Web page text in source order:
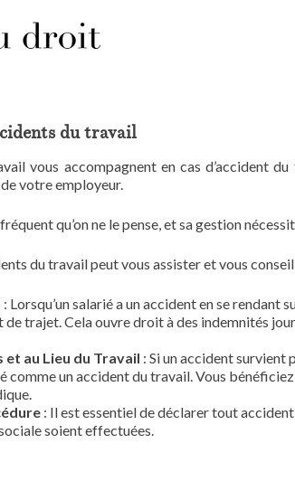
du travail
vous accompagnent en cas d’accident
votre employeur.
qu’on ne le pense, et sa gestion
du travail peut vous assister et vous
: Lorsqu’un salarié a un accident en se rendant
trajet. Cela ouvre droit à des indemnités
et au Lieu du Travail : Si un accident survient
comme un accident du travail. Vous
: Il est essentiel de déclarer tout
soient effectuées.